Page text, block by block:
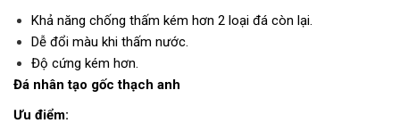
Khả năng chống thấm kém hơn 2 loại đá còn lại.
Dễ đổi màu khi thấm nước.
Độ cứng kém hơn.
Đá nhân tạo gốc thạch anh
Ưu điểm: